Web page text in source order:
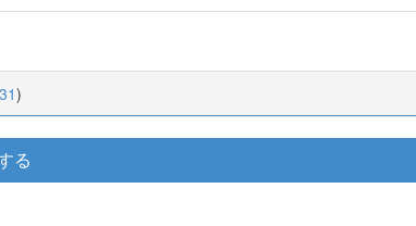
)
る